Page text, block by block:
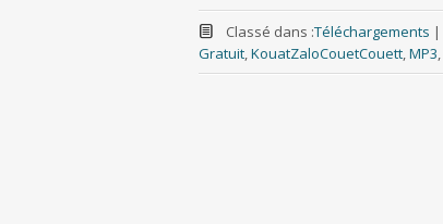
Classé dans :Téléchargements |
Gratuit KouatZaloCouetCouett MP3